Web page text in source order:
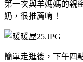
第一次與羊媽媽的親
奶，很推薦唷！
簡單走逛後，下午四